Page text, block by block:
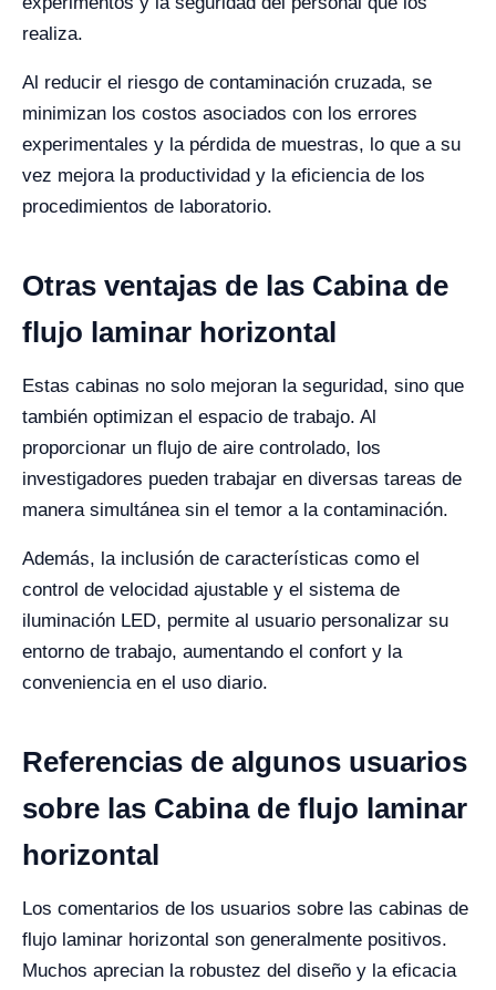
realiza.
Al reducir el riesgo de contaminación cruzada, se
minimizan los costos asociados con los errores
experimentales y la pérdida de muestras, lo que a su
vez mejora la productividad y la eficiencia de los
procedimientos de laboratorio.
Otras ventajas de las Cabina de
flujo laminar horizontal
Estas cabinas no solo mejoran la seguridad, sino que
también optimizan el espacio de trabajo. Al
proporcionar un flujo de aire controlado, los
investigadores pueden trabajar en diversas tareas de
manera simultánea sin el temor a la contaminación.
Además, la inclusión de características como el
control de velocidad ajustable y el sistema de
iluminación LED, permite al usuario personalizar su
entorno de trabajo, aumentando el confort y la
conveniencia en el uso diario.
Referencias de algunos usuarios
sobre las Cabina de flujo laminar
horizontal
Los comentarios de los usuarios sobre las cabinas de
flujo laminar horizontal son generalmente positivos.
Muchos aprecian la robustez del diseño y la eficacia